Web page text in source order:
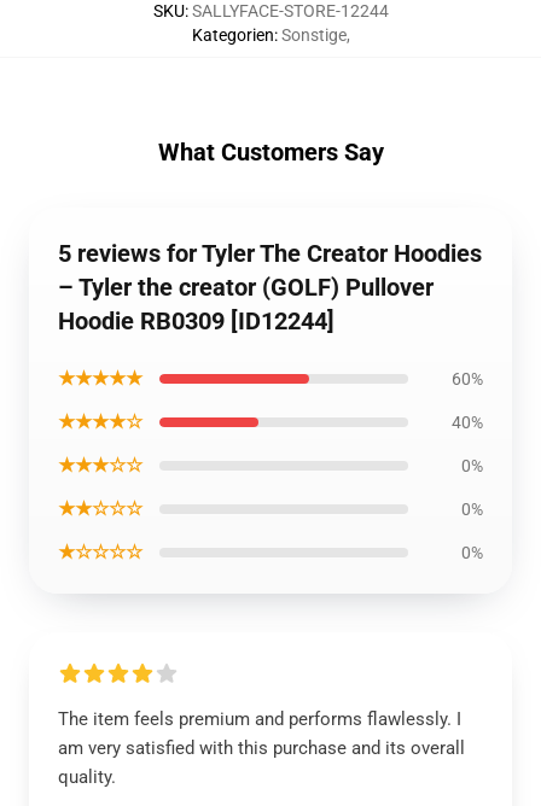
SKU:SALLYFACE-STORE-12244
Kategorien:Sonstige,
What Customers Say
5 reviews for Tyler The Creator Hoodies
– Tyler the creator (GOLF) Pullover
Hoodie RB0309 [ID12244]
★★★★★ 60%
★★★★☆ 40%
★★★☆☆ 0%
★★☆☆☆ 0%
★☆☆☆☆ 0%
The item feels premium and performs flawlessly. I
am very satisfied with this purchase and its overall
quality.